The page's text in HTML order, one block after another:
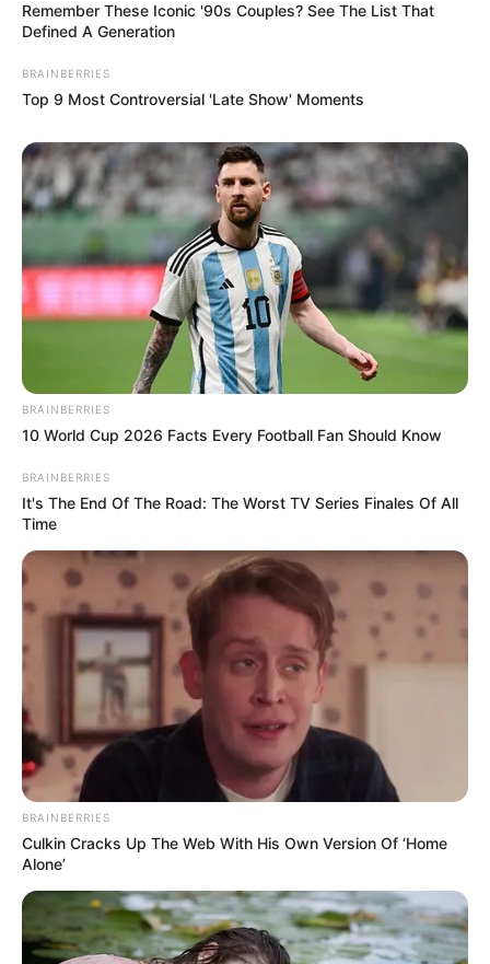
Remember These Iconic '90s Couples? See The List That
Defined A Generation
BRAINBERRIES
Top 9 Most Controversial 'Late Show' Moments
BRAINBERRIES
10 World Cup 2026 Facts Every Football Fan Should Know
BRAINBERRIES
It's The End Of The Road: The Worst TV Series Finales Of All
Time
BRAINBERRIES
Culkin Cracks Up The Web With His Own Version Of ‘Home
Alone’